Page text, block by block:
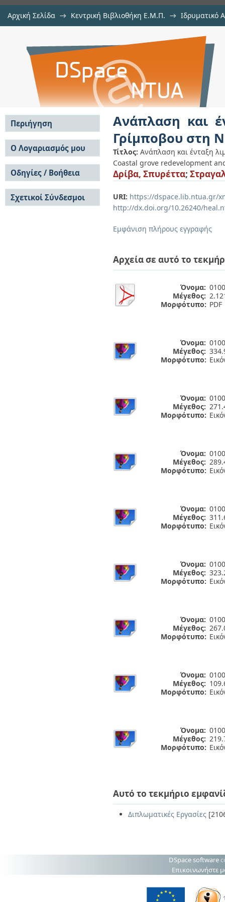
Αρχική Σελίδα → Κεντρική Βιβλιοθήκη Ε.Μ.Π. → Ιδρυματικό
Aνάπλαση και ένταξη λιμένα
Ναύπακτο
Aνάπλαση και
Γρίμποβου στη
Τίτλος: Aνάπλαση και ένταξη
Coastal grove redevelopment
Δρίβα, Σπυρέττα;
URI: https://dspace.lib.ntua.gr/
http://dx.doi.org/10.26240/
Εμφάνιση πλήρους εγγραφής
Αρχεία σε αυτό το
Όνομα:
Μέγεθος:
Μορφότυπο: PDF
Όνομα:
Μέγεθος:
Μορφότυπο:
Όνομα:
Μέγεθος:
Μορφότυπο:
Όνομα:
Μέγεθος:
Μορφότυπο:
Όνομα:
Μέγεθος:
Μορφότυπο:
Όνομα:
Μέγεθος:
Μορφότυπο:
Όνομα:
Μέγεθος:
Μορφότυπο:
Όνομα:
Μέγεθος:
Μορφότυπο:
Όνομα:
Μέγεθος:
Μορφότυπο:
Αυτό το τεκμήριο
Διπλωματικές Εργασίες
Περιήγηση
Σε όλο το DSpace
Κοινότητες & Συλλογές
Ανά Ημερομηνία
Έκδοσης
Συγγραφείς
Τίτλοι
Θέματα
Ο Λογαριασμός μου
Σύνδεση
Εγγραφή
Οδηγίες / Βοήθεια
Οδηγίες Υποβολής
Οδηγίες Χρήσης ΙΑ
Συχνές Ερωτήσεις
Σχετικοί Σύνδεσμοι
DSpace software
Επικοινωνήστε